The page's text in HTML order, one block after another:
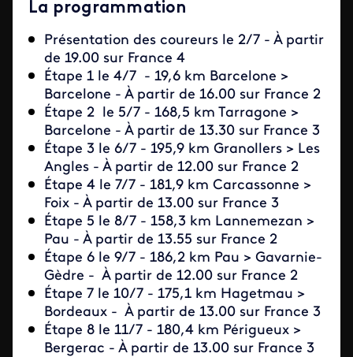
La programmation
Présentation des coureurs le 2/7 - À partir
de 19.00 sur France 4
Étape 1 le 4/7 - 19,6 km Barcelone >
Barcelone - À partir de 16.00 sur France 2
Étape 2 le 5/7 - 168,5 km Tarragone >
Barcelone - À partir de 13.30 sur France 3
Étape 3 le 6/7 - 195,9 km Granollers > Les
Angles - À partir de 12.00 sur France 2
Étape 4 le 7/7 - 181,9 km Carcassonne >
Foix - À partir de 13.00 sur France 3
Étape 5 le 8/7 - 158,3 km Lannemezan >
Pau - À partir de 13.55 sur France 2
Étape 6 le 9/7 - 186,2 km Pau > Gavarnie-
Gèdre - À partir de 12.00 sur France 2
Étape 7 le 10/7 - 175,1 km Hagetmau >
Bordeaux - À partir de 13.00 sur France 3
Étape 8 le 11/7 - 180,4 km Périgueux >
Bergerac - À partir de 13.00 sur France 3